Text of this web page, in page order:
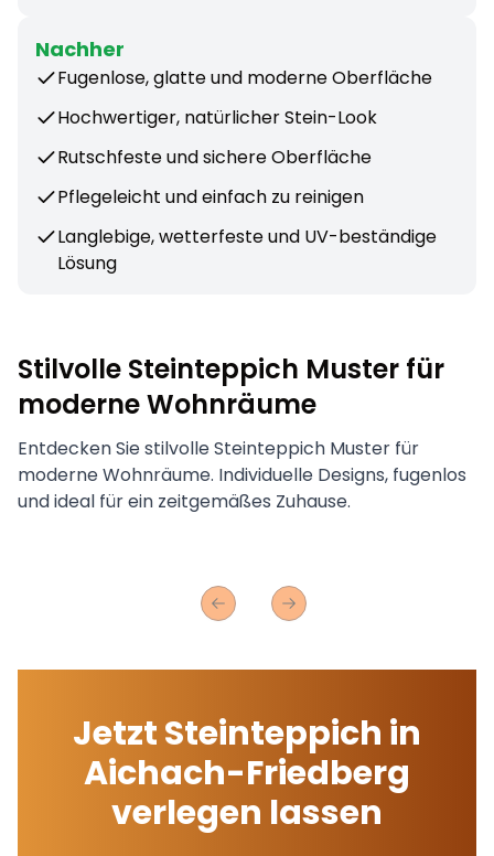
Nachher
Fugenlose, glatte und moderne Oberfläche
Hochwertiger, natürlicher Stein-Look
Rutschfeste und sichere Oberfläche
Pflegeleicht und einfach zu reinigen
Langlebige, wetterfeste und UV-beständige
Lösung
Stilvolle Steinteppich Muster für
moderne Wohnräume
Entdecken Sie stilvolle Steinteppich Muster für
moderne Wohnräume. Individuelle Designs, fugenlos
und ideal für ein zeitgemäßes Zuhause.
Previous slideNext slide
Jetzt Steinteppich in
Aichach-Friedberg
verlegen lassen